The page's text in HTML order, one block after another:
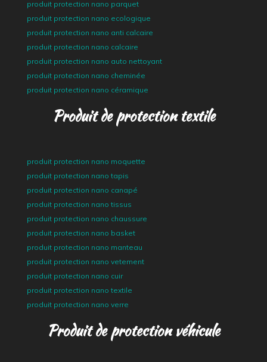
produit protection nano parquet
produit protection nano ecologique
produit protection nano anti calcaire
produit protection nano calcaire
produit protection nano auto nettoyant
produit protection nano cheminée
produit protection nano céramique
Produit de protection textile
produit protection nano moquette
produit protection nano tapis
produit protection nano canapé
produit protection nano tissus
produit protection nano chaussure
produit protection nano basket
produit protection nano manteau
produit protection nano vetement
produit protection nano cuir
produit protection nano textile
produit protection nano verre
Produit de protection véhicule